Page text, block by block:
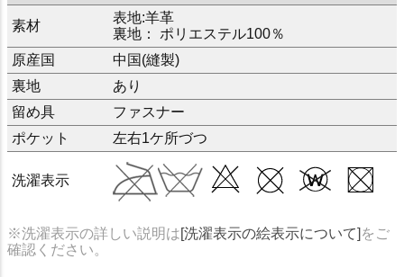
素材
表地:羊革
裏地： ポリエステル100％
原産国
中国(縫製)
裏地
あり
留め具
ファスナー
ポケット
左右1ケ所づつ
洗濯表示
※洗濯表示の詳しい説明は[洗濯表示の絵表示について] をご
確認ください。